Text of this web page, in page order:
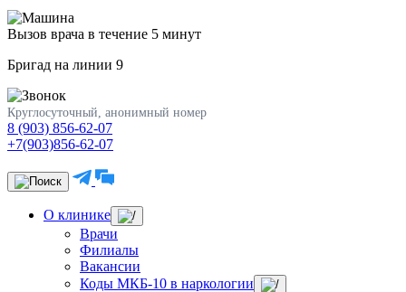
Вызов врача в течение 5 минут
Бригад на линии 9
Круглосуточный, анонимный номер
8 (903) 856-62-07
+7(903)856-62-07
О клинике
Врачи
Филиалы
Вакансии
Коды МКБ-10 в наркологии